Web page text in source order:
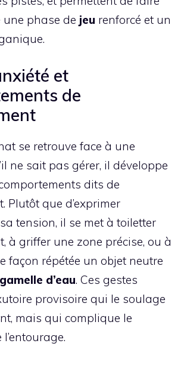
phase de jeu renforcé et un
et
de
se retrouve face à une
ne sait pas gérer, il développe
dits de
Plutôt que d’exprimer
tension, il se met à toiletter
à griffer une zone précise, ou à
façon répétée un objet neutre
gamelle d’eau. Ces gestes
provisoire qui le soulage
mais qui complique le